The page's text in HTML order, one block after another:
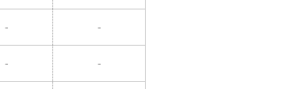
- -
- -